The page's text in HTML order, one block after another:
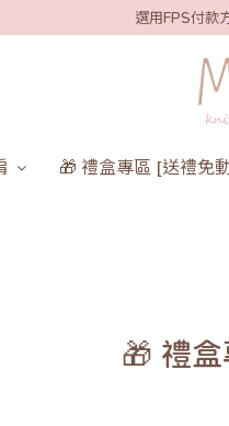
選用FPS付款
🎁 禮盒專區 [送禮免
🎁 禮